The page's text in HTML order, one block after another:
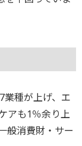
業種が上げ、エ
アも1％余り上
般消費財・サー